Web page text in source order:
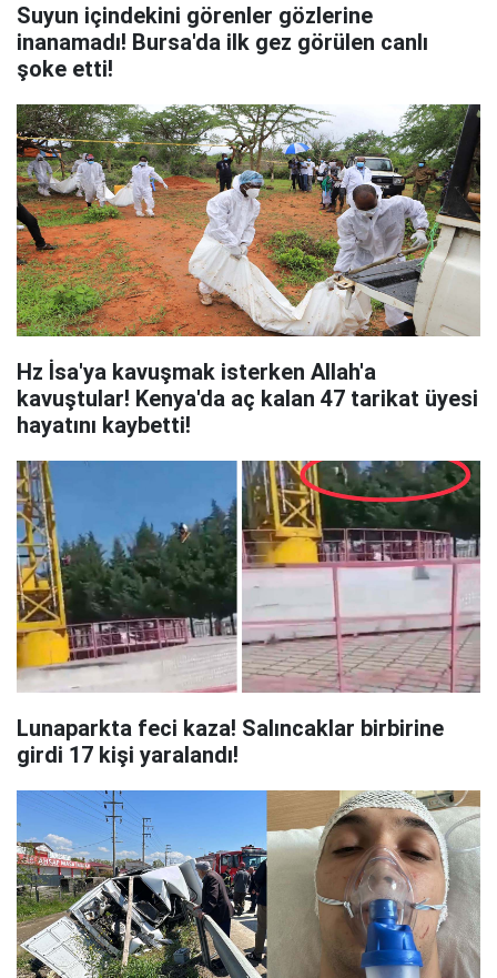
Suyun içindekini görenler gözlerine
inanamadı! Bursa'da ilk gez görülen canlı
şoke etti!
Hz İsa'ya kavuşmak isterken Allah'a
kavuştular! Kenya'da aç kalan 47 tarikat üyesi
hayatını kaybetti!
Lunaparkta feci kaza! Salıncaklar birbirine
girdi 17 kişi yaralandı!